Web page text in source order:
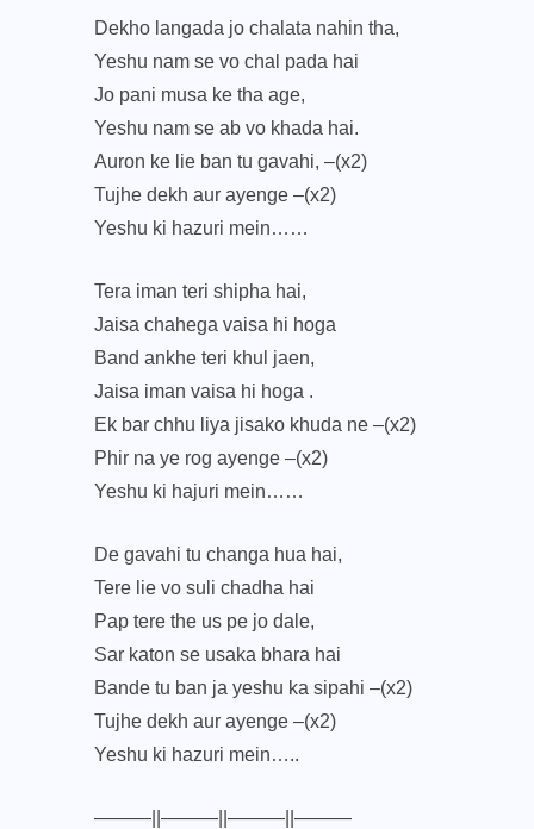
Dekho langada jo chalata nahin tha,
Yeshu nam se vo chal pada hai
Jo pani musa ke tha age,
Yeshu nam se ab vo khada hai.
Auron ke lie ban tu gavahi, –(x2)
Tujhe dekh aur ayenge –(x2)
Yeshu ki hazuri mein……
Tera iman teri shipha hai,
Jaisa chahega vaisa hi hoga
Band ankhe teri khul jaen,
Jaisa iman vaisa hi hoga .
Ek bar chhu liya jisako khuda ne –(x2)
Phir na ye rog ayenge –(x2)
Yeshu ki hajuri mein……
De gavahi tu changa hua hai,
Tere lie vo suli chadha hai
Pap tere the us pe jo dale,
Sar katon se usaka bhara hai
Bande tu ban ja yeshu ka sipahi –(x2)
Tujhe dekh aur ayenge –(x2)
Yeshu ki hazuri mein…..
———||———||———||———